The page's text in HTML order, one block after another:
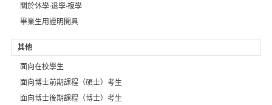
關於休學·退學·複學
畢業生用證明開具
其他
面向在校學生
面向博士前期課程（碩士）考生
面向博士後期課程（博士）考生